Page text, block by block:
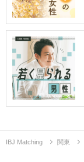
IBJ Matching 関東